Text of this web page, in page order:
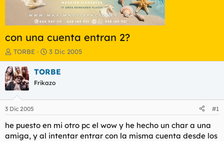
con una cuenta entran 2?
I
n
i
c
i
a
d
o
r
d
TORBE
F
e
c
a
i
n
i
3 Dic 2005
TORBE
Frikazo
3 Dic 2005 #1
he puesto en mi otro pc el wow y he hecho un char a una
amiga, y al intentar entrar con la misma cuenta desde los